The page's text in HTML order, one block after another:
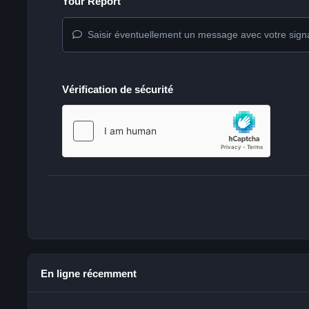
Saisir éventuellement un message avec votre
Vérification de sécurité
En ligne récemment